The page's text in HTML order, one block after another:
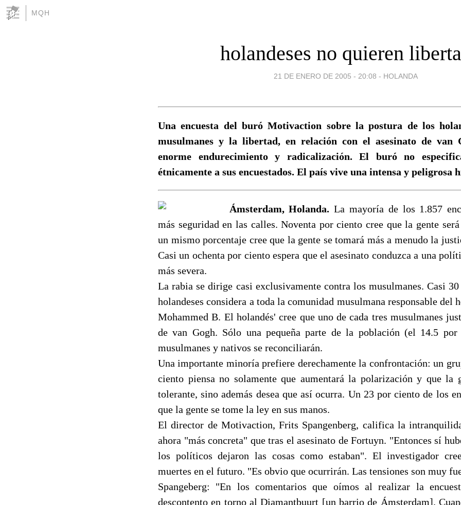
MQH
holandeses no quieren
21 DE ENERO DE 2005 - 20:08 - HOLANDA
Una encuesta del buró Motivaction sobre la postura de los
musulmanes y la libertad, en relación con el asesinato de van
enorme endurecimiento y radicalización. El buró no
étnicamente a sus encuestados. El país vive una intensa y peligrosa
Ámsterdam, Holanda. La mayoría de los 1.857
más seguridad en las calles. Noventa por ciento cree que la gente
un mismo porcentaje cree que la gente se tomará más a menudo la
Casi un ochenta por ciento espera que el asesinato conduzca a una
más severa.
La rabia se dirige casi exclusivamente contra los musulmanes. Casi
holandeses considera a toda la comunidad musulmana responsable del
Mohammed B. El holandés' cree que uno de cada tres musulmanes
de van Gogh. Sólo una pequeña parte de la población (el 14.5
musulmanes y nativos se reconciliarán.
Una importante minoría prefiere derechamente la confrontación: un
ciento piensa no solamente que aumentará la polarización y que la
tolerante, sino además desea que así ocurra. Un 23 por ciento de los
que la gente se tome la ley en sus manos.
El director de Motivaction, Frits Spangenberg, califica la
ahora "más concreta" que tras el asesinato de Fortuyn. "Entonces sí
los políticos dejaron las cosas como estaban". El investigador
muertes en el futuro. "Es obvio que ocurrirán. Las tensiones son muy
Spangeberg: "En los comentarios que oímos al realizar la
descontento en torno al Diamantbuurt [un barrio de Ámsterdam].